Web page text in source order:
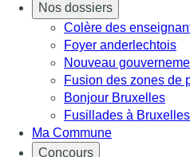
Nos dossiers
Colère des
Foyer anderlechtois
Nouveau
Fusion des zones de
Bonjour Bruxelles
Fusillades à Bruxelles
Ma Commune
Concours